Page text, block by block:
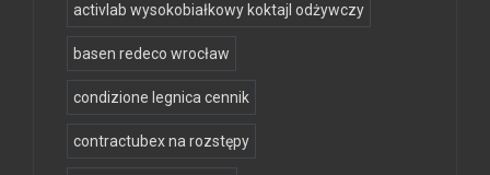
activlab wysokobiałkowy koktajl odżywczy
basen redeco wrocław
condizione legnica cennik
contractubex na rozstępy